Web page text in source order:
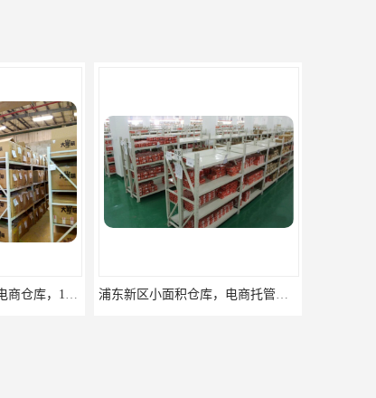
浦东新区小面积仓库，电商托管仓库 上海电商仓库，托管外包仓库，10平起租